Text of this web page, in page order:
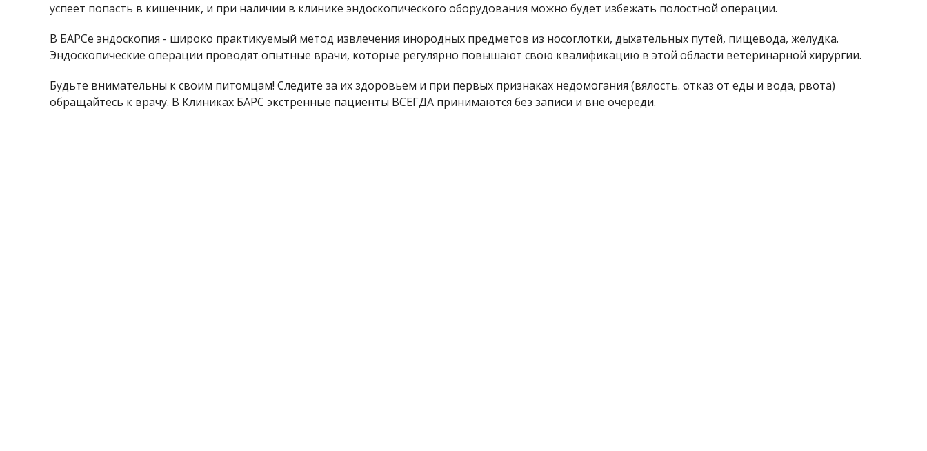
успеет попасть в кишечник, и при наличии в клинике эндоскопического оборудования можно будет избежать полостной операции.
В БАРСе эндоскопия - широко практикуемый метод извлечения инородных предметов из носоглотки, дыхательных путей, пищевода, желудка.
Эндоскопические операции проводят опытные врачи, которые регулярно повышают свою квалификацию в этой области ветеринарной хирургии.
Будьте внимательны к своим питомцам! Следите за их здоровьем и при первых признаках недомогания (вялость. отказ от еды и вода, рвота)
обращайтесь к врачу. В Клиниках БАРС экстренные пациенты ВСЕГДА принимаются без записи и вне очереди.